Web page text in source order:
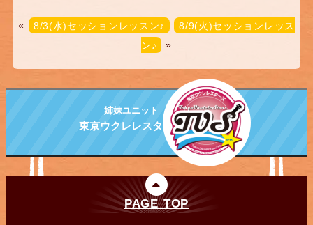
« 8/3(水)セッションレッスン♪
8/9(火)セッションレッス
ン♪
»
姉妹ユニット
東京ウクレレスターズ
PAGE TOP